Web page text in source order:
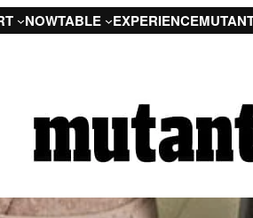
NOWTABLE EXPERIENCE